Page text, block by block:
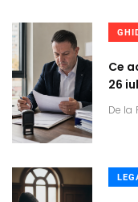
Ce
26
De la